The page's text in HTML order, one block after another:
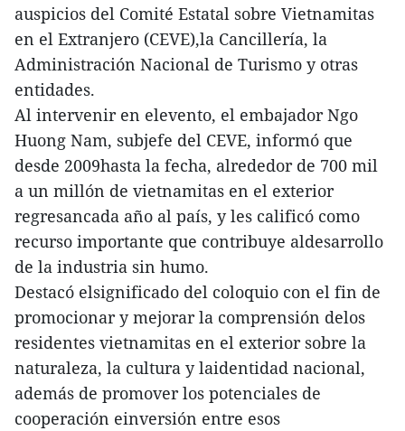
auspicios del Comité Estatal sobre Vietnamitas
en el Extranjero (CEVE),la Cancillería, la
Administración Nacional de Turismo y otras
entidades.
Al intervenir en elevento, el embajador Ngo
Huong Nam, subjefe del CEVE, informó que
desde 2009hasta la fecha, alrededor de 700 mil
a un millón de vietnamitas en el exterior
regresancada año al país, y les calificó como
recurso importante que contribuye aldesarrollo
de la industria sin humo.
Destacó elsignificado del coloquio con el fin de
promocionar y mejorar la comprensión delos
residentes vietnamitas en el exterior sobre la
naturaleza, la cultura y laidentidad nacional,
además de promover los potenciales de
cooperación einversión entre esos